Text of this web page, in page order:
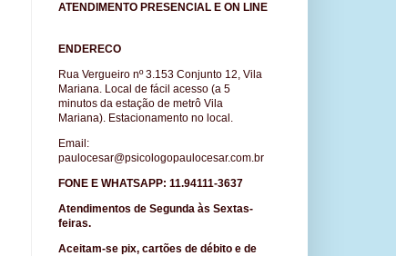
ATENDIMENTO PRESENCIAL E ON LINE
ENDERECO
Rua Vergueiro nº 3.153 Conjunto 12, Vila
Mariana. Local de fácil acesso (a 5
minutos da estação de metrô Vila
Mariana). Estacionamento no local.
Email:
paulocesar@psicologopaulocesar.com.br
FONE E WHATSAPP: 11.94111-3637
Atendimentos de Segunda às Sextas-
feiras.
Aceitam-se pix, cartões de débito e de